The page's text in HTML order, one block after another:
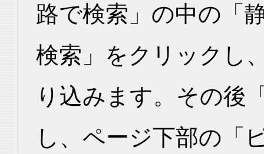
路で検索」の中の「
検索」をクリックし
り込みます。その後
し、ページ下部の「